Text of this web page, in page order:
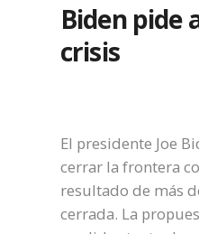
Biden pide
crisis
El presidente Joe
cerrar la frontera
resultado de más
cerrada. La